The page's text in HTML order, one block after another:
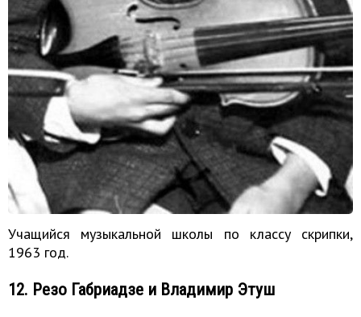
Учащийся музыкальной школы по классу скрипки,
1963 год.
12. Резо Габриадзе и Владимир Этуш